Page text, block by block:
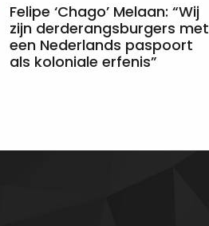
Felipe ‘Chago’ Melaan: “Wij
zijn derderangsburgers met
een Nederlands paspoort
als koloniale erfenis”